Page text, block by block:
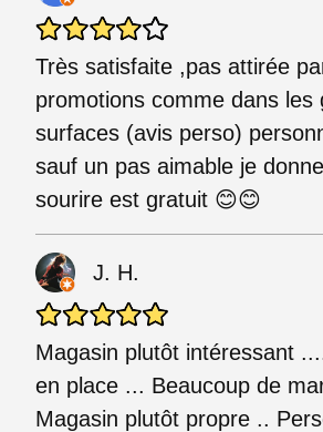
Très satisfaite ,pas attirée
promotions comme dans les
surfaces (avis perso)
sauf un pas aimable je
sourire est gratuit 😊😊
J. H.
Magasin plutôt intéressant
en place ... Beaucoup de
Magasin plutôt propre ..